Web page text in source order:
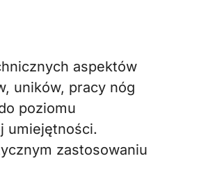
aspektów
uników, pracy nóg
poziomu
umiejętności.
zastosowaniu